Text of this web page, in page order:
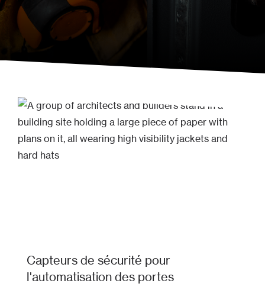
Capteurs de sécurité pour
l'automatisation des portes